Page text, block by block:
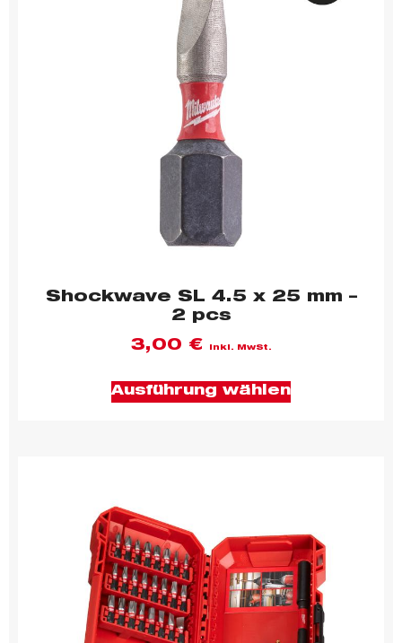
Shockwave SL 4.5 x 25 mm –
2 pcs
3,00 € inkl. MwSt.
Ausführung wählen